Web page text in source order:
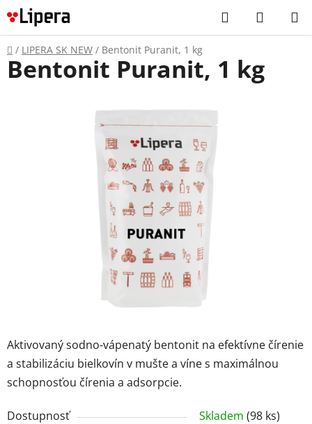
Prejsť
na
obsah
Hľadať
KOŠÍK
Domov
/ LIPERA SK NEW / Bentonit Puranit, 1 kg
Aktivovaný sodno-vápenatý bentonit na efektívne čírenie
a stabilizáciu bielkovín v mušte a víne s maximálnou
schopnosťou čírenia a adsorpcie.
Dostupnosť Skladem (98 ks)
Bentonit Puranit, 1 kg